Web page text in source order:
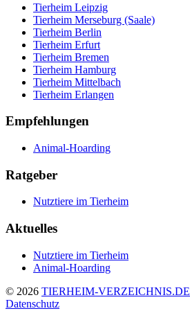
Tierheim Leipzig
Tierheim Merseburg (Saale)
Tierheim Berlin
Tierheim Erfurt
Tierheim Bremen
Tierheim Hamburg
Tierheim Mittelbach
Tierheim Erlangen
Empfehlungen
Animal-Hoarding
Ratgeber
Nutztiere im Tierheim
Aktuelles
Nutztiere im Tierheim
Animal-Hoarding
© 2026 TIERHEIM-VERZEICHNIS.DE
Datenschutz